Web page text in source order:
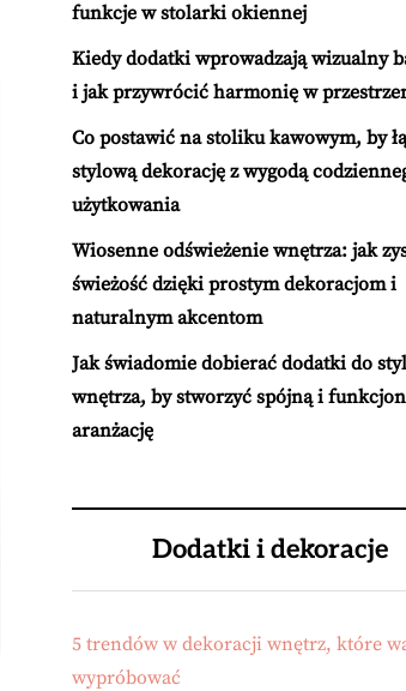
funkcje w stolarki okiennej
Kiedy dodatki wprowadzają wizualny
i jak przywrócić harmonię w
Co postawić na stoliku kawowym, by
stylową dekorację z wygodą
użytkowania
Wiosenne odświeżenie wnętrza: jak
świeżość dzięki prostym dekoracjom i
naturalnym akcentom
Jak świadomie dobierać dodatki do
wnętrza, by stworzyć spójną i
aranżację
Dodatki i dekoracje
5 trendów w dekoracji wnętrz, które
wypróbować